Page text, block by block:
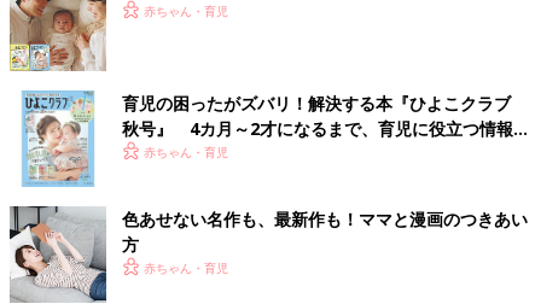
赤ちゃん・育児
育児の困ったがズバリ！解決する本『ひよこクラブ
秋号』 4カ月～2才になるまで、育児に役立つ情報が
いっぱい！
赤ちゃん・育児
色あせない名作も、最新作も！ママと漫画のつきあい
方
赤ちゃん・育児